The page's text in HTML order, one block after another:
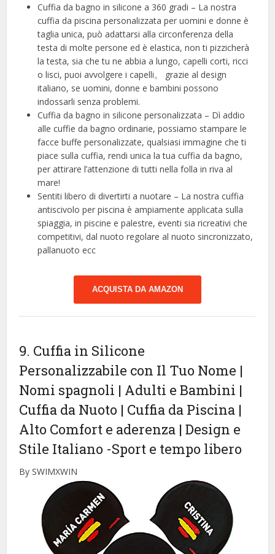
Cuffia da bagno in silicone a 360 gradi – La nostra
cuffia da piscina personalizzata per uomini e donne è
taglia unica, può adattarsi alla circonferenza della
testa di molte persone ed è elastica, non ti pizzicherà
la testa, sia che tu ne abbia a lungo, capelli corti, ricci
o lisci, puoi avvolgere i capelli。 grazie al design
italiano, se uomini, donne e bambini possono
indossarli senza problemi.
Cuffia da bagno in silicone personalizzata – Dì addio
alle cuffie da bagno ordinarie, possiamo stampare le
facce buffe personalizzate, qualsiasi immagine che ti
piace sulla cuffia, rendi unica la tua cuffia da bagno,
per attirare l’attenzione di tutti nella folla in riva al
mare!
Sentiti libero di divertirti a nuotare – La nostra cuffia
antiscivolo per piscina è ampiamente applicata sulla
spiaggia, in piscine e palestre, eventi sia ricreativi che
competitivi, dal nuoto regolare al nuoto sincronizzato,
pallanuoto ecc
ACQUISTA DA AMAZON
9. Cuffia in Silicone
Personalizzabile con Il Tuo Nome |
Nomi spagnoli | Adulti e Bambini |
Cuffia da Nuoto | Cuffia da Piscina |
Alto Comfort e aderenza | Design e
Stile Italiano -Sport e tempo libero
By SWIMXWIN